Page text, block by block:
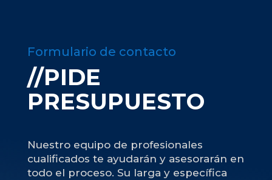
Formulario de contacto
//PIDE
PRESUPUESTO
Nuestro equipo de profesionales
cualificados te ayudarán y asesorarán en
todo el proceso. Su larga y específica